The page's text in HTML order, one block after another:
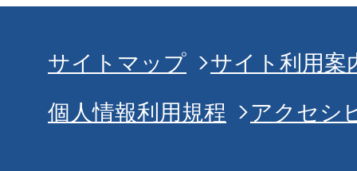
サイトマップ
サイト利用案
個人情報利用規程
アクセシ